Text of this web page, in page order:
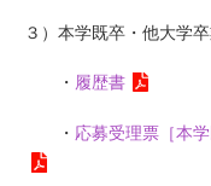
３）本学既卒・他大学
・ 履歴書
・ 応募受理票［本